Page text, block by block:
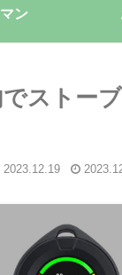
ン
ストー
2023.12.19